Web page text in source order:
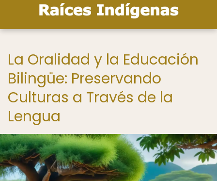
La Oralidad y la Educación
Bilingüe: Preservando
Culturas a Través de la
Lengua